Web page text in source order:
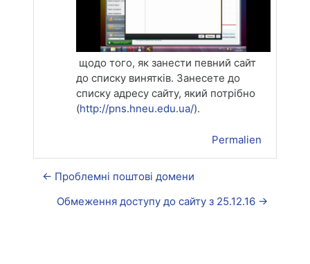
la
vidéo
щодо того, як занести певний сайт
до списку винятків. Занесете до
списку адресу сайту, який потрібно
(http://pns.hneu.edu.ua/).
Permalien
← Проблемні поштові домени
Обмеження доступу до сайту з 25.12.16 →